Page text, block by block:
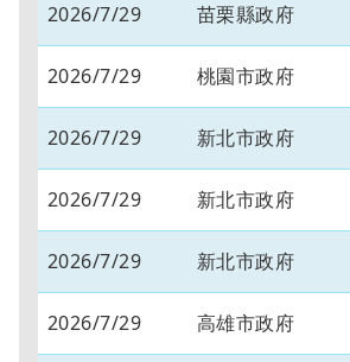
2026/7/29 苗栗縣政府
2026/7/29 桃園市政府
2026/7/29 新北市政府
2026/7/29 新北市政府
2026/7/29 新北市政府
2026/7/29 高雄市政府